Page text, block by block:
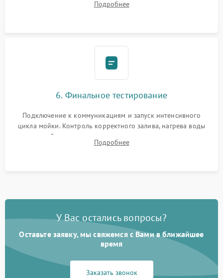
сборка корпуса и установка датчика поплавка.
Подробнее
6. Финальное тестирование
Подключение к коммуникациям и запуск интенсивного
цикла мойки. Контроль корректного залива, нагрева воды
до нужной температуры, отсутствия посторонних шумов,
штатного слива и абсолютной сухости в поддоне.
Подробнее
У Вас остались вопросы?
Оставьте заявку, мы свяжемся с Вами в ближайшее
время
Заказать звонок